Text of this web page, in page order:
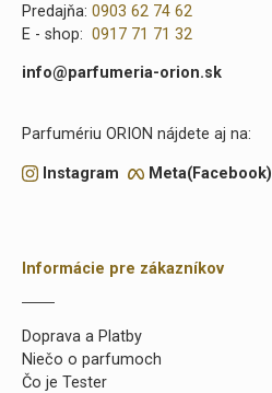
Predajňa: 0903 62 74 62
E - shop: 0917 71 71 32
info@parfumeria-orion.sk
Parfumériu ORION nájdete aj na:
Instagram Meta(Facebook)
Informácie pre zákazníkov
Doprava a Platby
Niečo o parfumoch
Čo je Tester